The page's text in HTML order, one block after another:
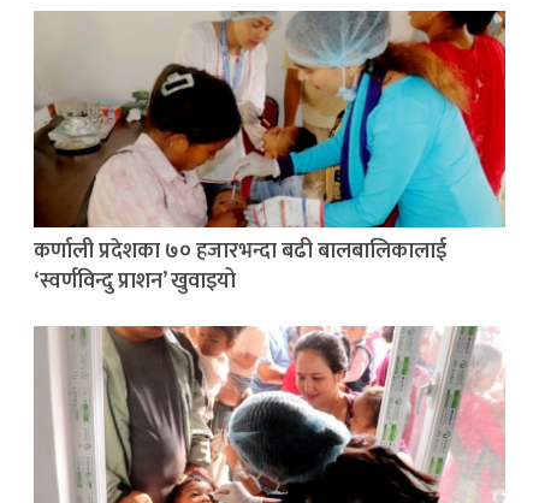
कर्णाली प्रदेशका ७० हजारभन्दा बढी बालबालिकालाई
‘स्वर्णविन्दु प्राशन’ खुवाइयो